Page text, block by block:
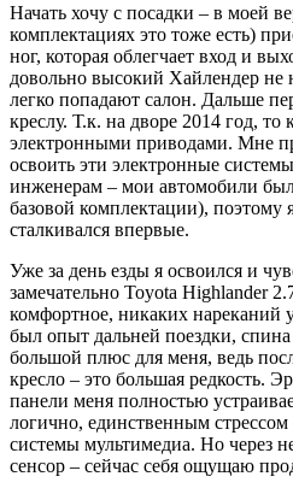
Начать хочу с посадки – в моей
комплектациях это тоже есть)
ног, которая облегчает вход и
довольно высокий Хайлендер не
легко попадают салон. Дальше
креслу. Т.к. на дворе 2014 год, то
электронными приводами. Мне
освоить эти электронные
инженерам – мои автомобили
базовой комплектации), поэтому
сталкивался впервые.
Уже за день езды я освоился и
замечательно Toyota Highlander
комфортное, никаких нареканий
был опыт дальней поездки,
большой плюс для меня, ведь
кресло – это большая редкость.
панели меня полностью
логично, единственным стрессом
системы мультимедиа. Но через
сенсор – сейчас себя ощущаю